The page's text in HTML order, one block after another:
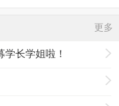
更多
学长学姐啦！